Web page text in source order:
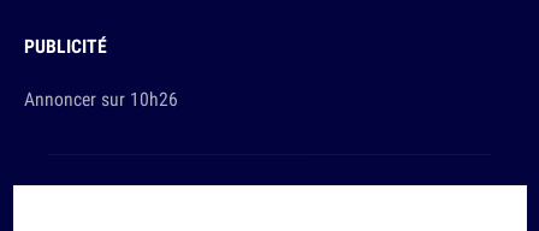
PUBLICITÉ
Annoncer sur 10h26